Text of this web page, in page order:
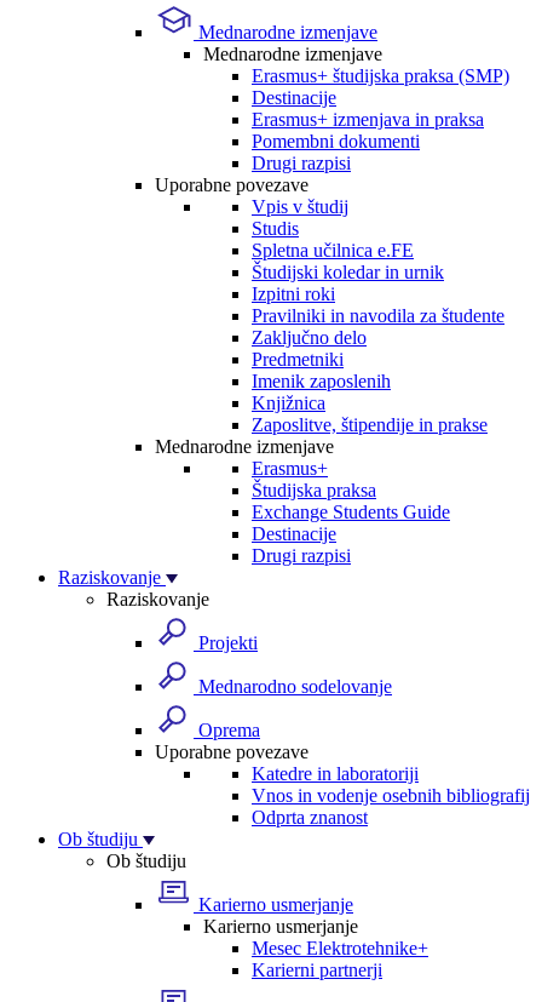
Mednarodne izmenjave
Mednarodne izmenjave
Erasmus+ študijska praksa (SMP)
Destinacije
Erasmus+ izmenjava in praksa
Pomembni dokumenti
Drugi razpisi
Uporabne povezave
Vpis v študij
Studis
Spletna učilnica e.FE
Študijski koledar in urnik
Izpitni roki
Pravilniki in navodila za študente
Zaključno delo
Predmetniki
Imenik zaposlenih
Knjižnica
Zaposlitve, štipendije in prakse
Mednarodne izmenjave
Erasmus+
Študijska praksa
Exchange Students Guide
Destinacije
Drugi razpisi
Raziskovanje
Raziskovanje
Projekti
Mednarodno sodelovanje
Oprema
Uporabne povezave
Katedre in laboratoriji
Vnos in vodenje osebnih bibliografij
Odprta znanost
Ob študiju
Ob študiju
Karierno usmerjanje
Karierno usmerjanje
Mesec Elektrotehnike+
Karierni partnerji